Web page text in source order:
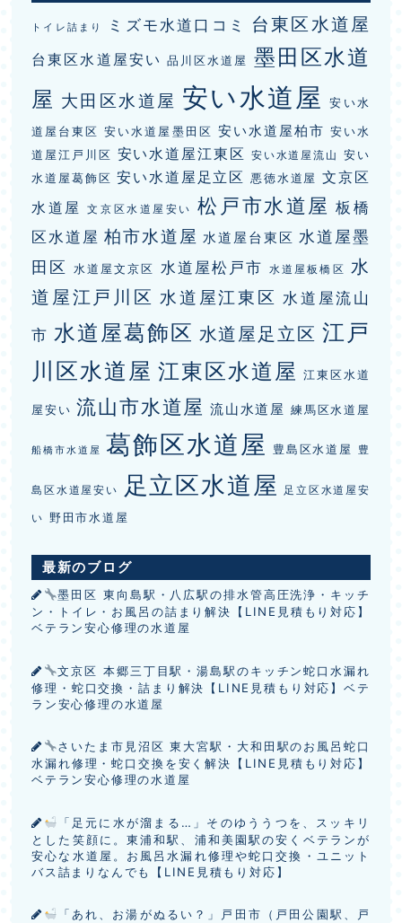
トイレ詰まり ミズモ水道口コミ 台東区水道屋
台東区水道屋安い 品川区水道屋
墨田区水道
屋 大田区水道屋 安い水道屋
安い水
道屋台東区 安い水道屋墨田区 安い水道屋柏市 安い水
道屋江戸川区 安い水道屋江東区 安い水道屋流山
安い
水道屋葛飾区 安い水道屋足立区 悪徳水道屋
文京区
水道屋
文京区水道屋安い 松戸市水道屋 板橋
区水道屋 柏市水道屋 水道屋台東区 水道屋墨
田区
水道屋文京区 水道屋松戸市 水道屋板橋区
水
道屋江戸川区 水道屋江東区 水道屋流山
市 水道屋葛飾区 水道屋足立区 江戸
川区水道屋 江東区水道屋 江東区水道
屋安い 流山市水道屋 流山水道屋 練馬区水道屋
船橋市水道屋 葛飾区水道屋 豊島区水道屋 豊
島区水道屋安い 足立区水道屋 足立区水道屋安
い 野田市水道屋
最新のブログ
墨田区 東向島駅・八広駅の排水管高圧洗浄・キッチ
ン・トイレ・お風呂の詰まり解決【LINE見積もり対応】
ベテラン安心修理の水道屋
文京区 本郷三丁目駅・湯島駅のキッチン蛇口水漏れ
修理・蛇口交換・詰まり解決【LINE見積もり対応】ベテ
ラン安心修理の水道屋
さいたま市見沼区 東大宮駅・大和田駅のお風呂蛇口
水漏れ修理・蛇口交換を安く解決【LINE見積もり対応】
ベテラン安心修理の水道屋
「足元に水が溜まる…」そのゆううつを、スッキリ
とした笑顔に。東浦和駅、浦和美園駅の安くベテランが
安心な水道屋。お風呂水漏れ修理や蛇口交換・ユニット
バス詰まりなんでも【LINE見積もり対応】
「あれ、お湯がぬるい？」戸田市（戸田公園駅、戸